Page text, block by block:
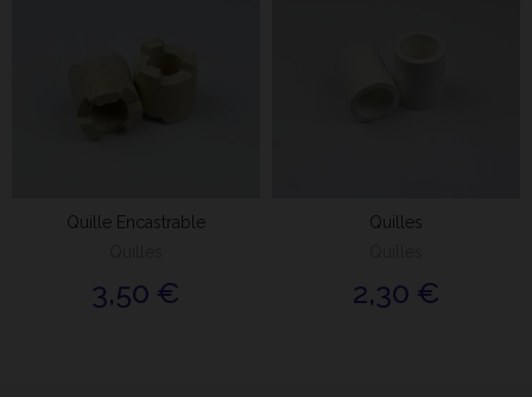
Quille Encastrable
3,50 €
Quilles
2,30 €